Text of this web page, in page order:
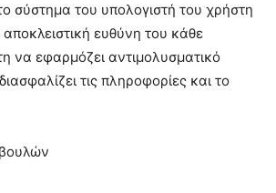
σύστημα του υπολογιστή του χρήστη
αποκλειστική ευθύνη του κάθε
να εφαρμόζει αντιμολυσματικό
τις πληροφορίες και το